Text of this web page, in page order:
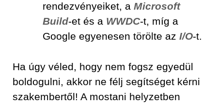
rendezvényeiket, aMicrosoft
Build-et és a WWDC-t, míg a
Google egyenesen törölte az I/O-t.
Ha úgy véled, hogy nem fogsz egyedül
boldogulni, akkor ne félj segítséget kérni
szakembertől! A mostani helyzetben